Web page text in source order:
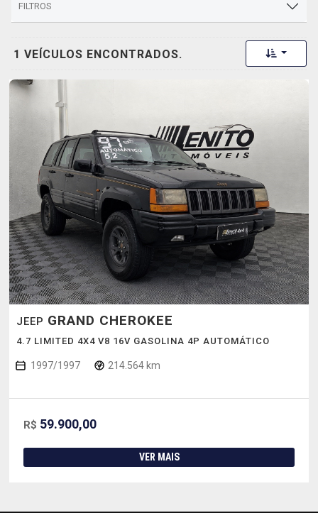
FILTROS
1 VEÍCULOS ENCONTRADOS. Toggle
JEEP GRAND CHEROKEE
4.7 LIMITED 4X4 V8 16V GASOLINA 4P AUTOMÁTICO
1997/1997 214.564 km
R$ 59.900,00
VER MAIS